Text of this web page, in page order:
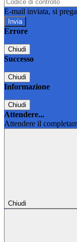
E-mail inviata, si
Errore
Chiudi
Successo
Chiudi
Informazione
Chiudi
Attendere...
Attendere il
Chiudi